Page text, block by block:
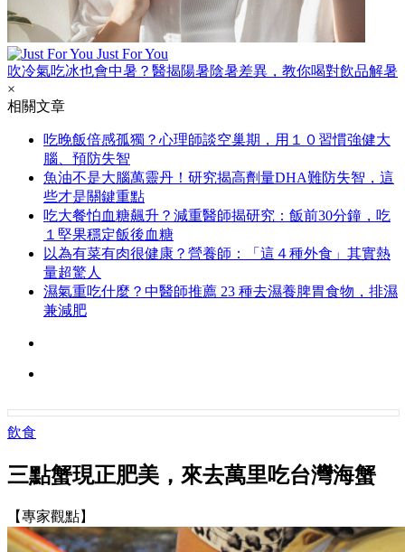
Just For You
吹冷氣吃冰也會中暑？醫揭陽暑陰暑差異，教你喝對飲品解暑
×
相關文章
吃晚飯倍感孤獨？心理師談空巢期，用１０習慣強健大
腦、預防失智
魚油不是大腦萬靈丹！研究揭高劑量DHA難防失智，這
些才是關鍵重點
吃大餐怕血糖飆升？減重醫師揭研究：飯前30分鐘，吃
１堅果穩定飯後血糖
以為有菜有肉很健康？營養師：「這４種外食」其實熱
量超驚人
濕氣重吃什麼？中醫師推薦 23 種去濕養脾胃食物，排濕
兼減肥
飲食
三點蟹現正肥美，來去萬里吃台灣海蟹
【專家觀點】